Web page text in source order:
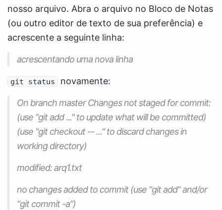
nosso arquivo. Abra o arquivo no Bloco de Notas
(ou outro editor de texto de sua preferência) e
acrescente a seguinte linha:
acrescentando uma nova linha
git status novamente:
On branch master Changes not staged for commit:
(use “git add..." to update what will be committed)
(use "git checkout -- ..." to discard changes in
working directory)
modified: arq1.txt
no changes added to commit (use “git add” and/or
“git commit -a”)